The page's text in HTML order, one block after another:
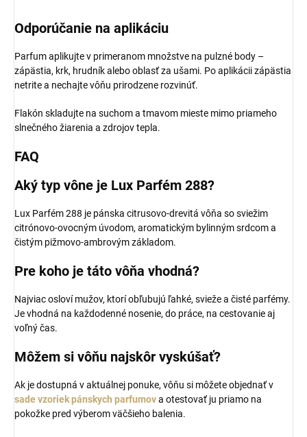
Odporúčanie na aplikáciu
Parfum aplikujte v primeranom množstve na pulzné body –
zápästia, krk, hrudník alebo oblasť za ušami. Po aplikácii zápästia
netrite a nechajte vôňu prirodzene rozvinúť.
Flakón skladujte na suchom a tmavom mieste mimo priameho
slnečného žiarenia a zdrojov tepla.
FAQ
Aký typ vône je Lux Parfém 288?
Lux Parfém 288 je pánska citrusovo-drevitá vôňa so sviežim
citrónovo-ovocným úvodom, aromatickým bylinným srdcom a
čistým pižmovo-ambrovým základom.
Pre koho je táto vôňa vhodná?
Najviac osloví mužov, ktorí obľubujú ľahké, svieže a čisté parfémy.
Je vhodná na každodenné nosenie, do práce, na cestovanie aj
voľný čas.
Môžem si vôňu najskôr vyskúšať?
Ak je dostupná v aktuálnej ponuke, vôňu si môžete objednať v
sade vzoriek pánskych parfumova otestovať ju priamo na
pokožke pred výberom väčšieho balenia.